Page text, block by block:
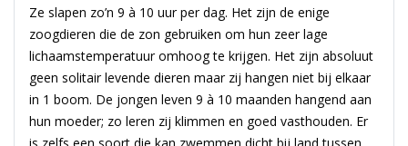
Ze slapen zo’n 9 à 10 uur per dag. Het zijn de enige
zoogdieren die de zon gebruiken om hun zeer lage
lichaamstemperatuur omhoog te krijgen. Het zijn absoluut
geen solitair levende dieren maar zij hangen niet bij elkaar
in 1 boom. De jongen leven 9 à 10 maanden hangend aan
hun moeder; zo leren zij klimmen en goed vasthouden. Er